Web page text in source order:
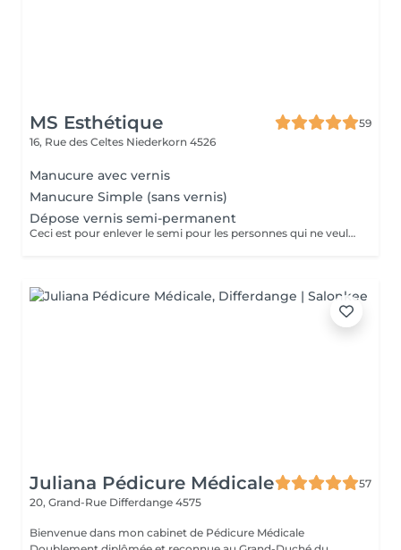
MS Esthétique
59
16, Rue des Celtes Niederkorn 4526
Manucure avec vernis
Manucure Simple (sans vernis)
Dépose vernis semi-permanent
Ceci est pour enlever le semi pour les personnes qui ne veulent plus refaire le semi
Juliana Pédicure Médicale
57
20, Grand-Rue Differdange 4575
Bienvenue dans mon cabinet de Pédicure Médicale